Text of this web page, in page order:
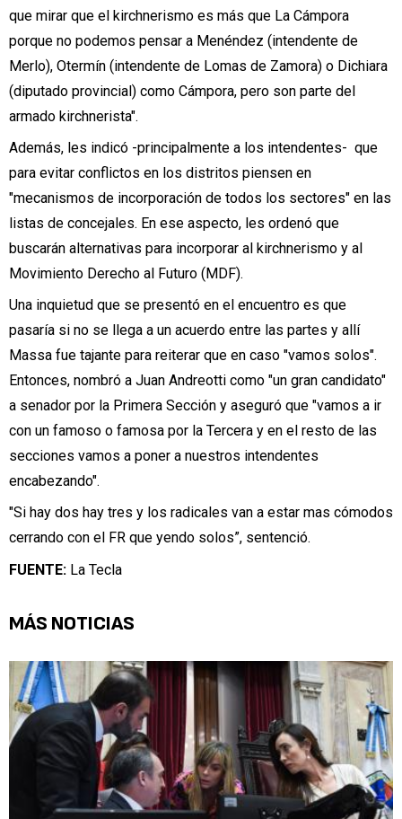
que mirar que el kirchnerismo es más que La Cámpora
porque no podemos pensar a Menéndez (intendente de
Merlo), Otermín (intendente de Lomas de Zamora) o Dichiara
(diputado provincial) como Cámpora, pero son parte del
armado kirchnerista".
Además, les indicó -principalmente a los intendentes- que
para evitar conflictos en los distritos piensen en
"mecanismos de incorporación de todos los sectores" en las
listas de concejales. En ese aspecto, les ordenó que
buscarán alternativas para incorporar al kirchnerismo y al
Movimiento Derecho al Futuro (MDF).
Una inquietud que se presentó en el encuentro es que
pasaría si no se llega a un acuerdo entre las partes y allí
Massa fue tajante para reiterar que en caso "vamos solos".
Entonces, nombró a Juan Andreotti como "un gran candidato"
a senador por la Primera Sección y aseguró que "vamos a ir
con un famoso o famosa por la Tercera y en el resto de las
secciones vamos a poner a nuestros intendentes
encabezando".
"Si hay dos hay tres y los radicales van a estar mas cómodos
cerrando con el FR que yendo solos”, sentenció.
FUENTE: La Tecla
MÁS NOTICIAS